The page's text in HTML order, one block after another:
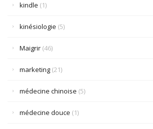
kindle (1)
kinésiologie (5)
Maigrir (46)
marketing (21)
médecine chinoise (5)
médecine douce (1)